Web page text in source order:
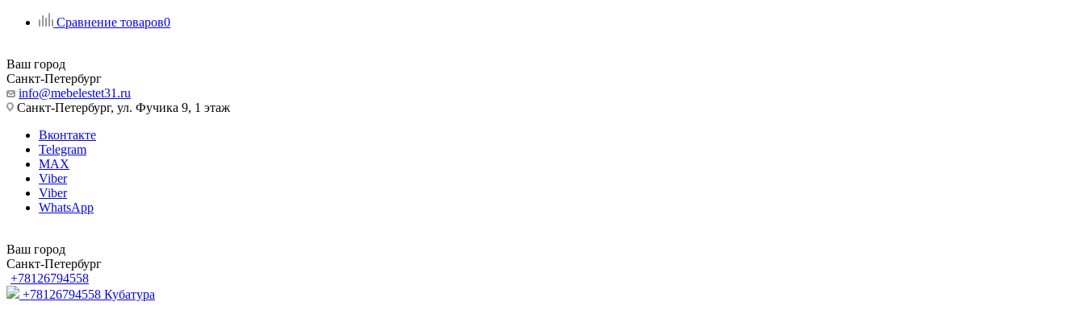
Сравнение товаров0
Ваш город
Санкт-Петербург
info@mebelestet31.ru
Санкт-Петербург, ул. Фучика 9, 1 этаж
Вконтакте
Telegram
MAX
Viber
Viber
WhatsApp
Ваш город
Санкт-Петербург
+78126794558
+78126794558 Кубатура